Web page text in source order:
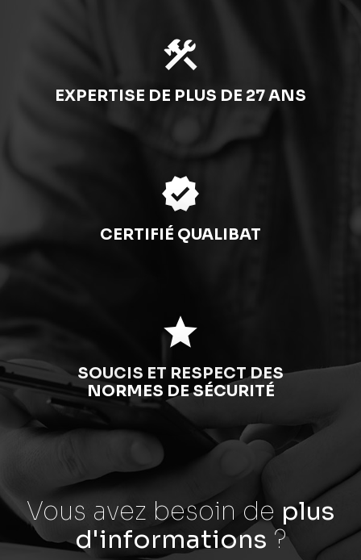
construction
EXPERTISE DE PLUS DE 27 ANS
verified
CERTIFIÉ QUALIBAT
star
SOUCIS ET RESPECT DES
NORMES DE SÉCURITÉ
Vous avez besoin de plus
d'informations ?